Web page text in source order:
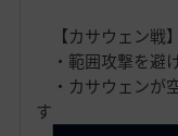
【カサウェン戦】
・範囲攻撃を避
・カサウェンが
す